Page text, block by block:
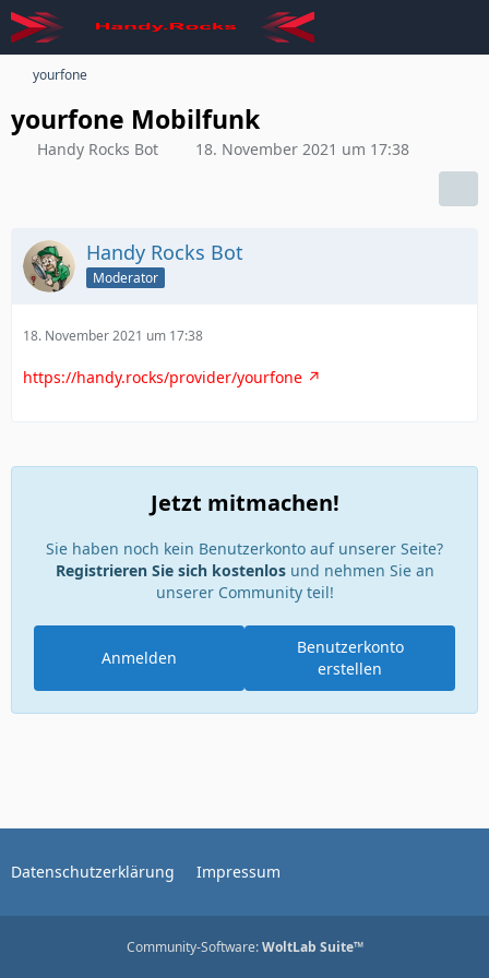
yourfone
yourfone Mobilfunk
Handy Rocks Bot 18. November 2021 um 17:38
Handy Rocks Bot
Moderator
18. November 2021 um 17:38
https://handy.rocks/provider/yourfone
Jetzt mitmachen!
Sie haben noch kein Benutzerkonto auf unserer Seite?
Registrieren Sie sich kostenlosund nehmen Sie an
unserer Community teil!
Benutzerkonto
erstellen
Anmelden
Datenschutzerklärung Impressum
Community-Software:WoltLab Suite™